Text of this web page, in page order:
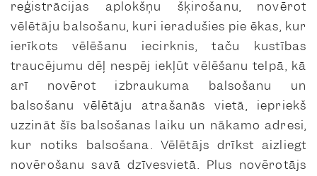
reģistrācijas aplokšņu šķirošanu, novērot
vēlētāju balsošanu, kuri ieradušies pie ēkas, kur
ierīkots vēlēšanu iecirknis, taču kustības
traucējumu dēļ nespēj iekļūt vēlēšanu telpā, kā
arī novērot izbraukuma balsošanu un
balsošanu vēlētāju atrašanās vietā, iepriekš
uzzināt šīs balsošanas laiku un nākamo adresi,
kur notiks balsošana. Vēlētājs drīkst aizliegt
novērošanu savā dzīvesvietā. Plus novērotājs